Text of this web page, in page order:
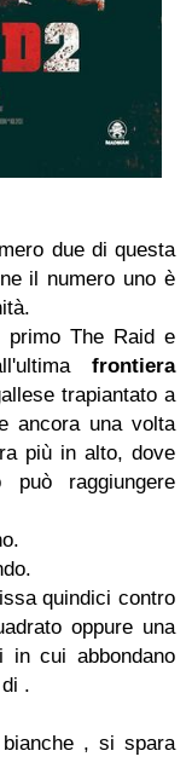
due di questa
il numero uno è
primo The Raid e
frontiera
trapiantato a
ancora una volta
più in alto, dove
raggiungere
quindici contro
oppure una
cui abbondano
.
, si spara